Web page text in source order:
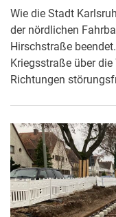
Wie die Stadt
der nördlichen
Hirschstraße
Kriegsstraße über
Richtungen